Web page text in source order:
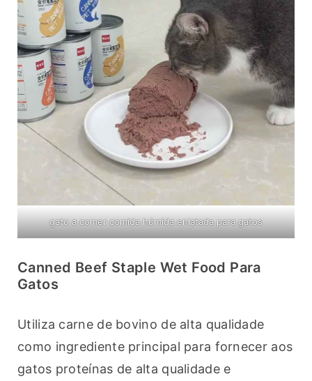
gato a comer comida húmida enlatada para gatos
Canned Beef Staple Wet Food Para
Gatos
Utiliza carne de bovino de alta qualidade
como ingrediente principal para fornecer aos
gatos proteínas de alta qualidade e